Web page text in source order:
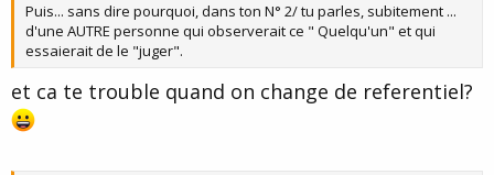
Puis... sans dire pourquoi, dans ton N° 2/ tu parles, subitement ...
d'une AUTRE personne qui observerait ce " Quelqu'un" et qui
essaierait de le "juger".
et ca te trouble quand on change de referentiel?